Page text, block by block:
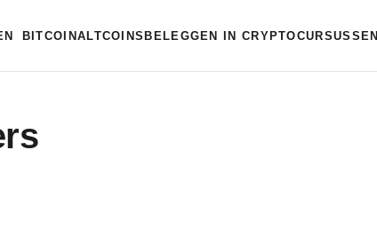
BITCOIN ALTCOINS BELEGGEN IN CRYPTOCURSUSSEN